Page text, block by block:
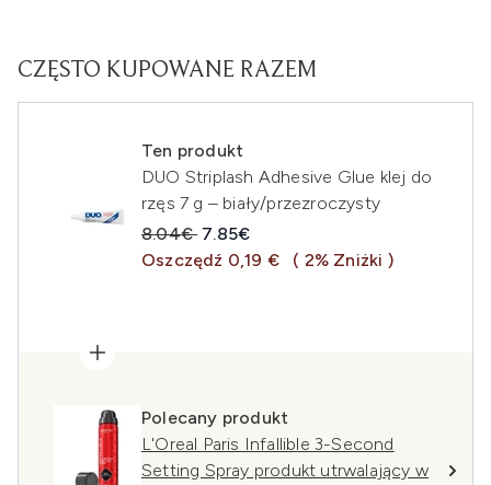
CZĘSTO KUPOWANE RAZEM
Ten produkt
DUO Striplash Adhesive Glue klej do
rzęs 7 g – biały/przezroczysty
Sugerowana cena detaliczna:
8.04€ Aktualna cena:
7.85€
Oszczędź 0,19 €
( 2% Zniżki )
Polecany produkt
L'Oreal Paris Infallible 3-Second
Setting Spray produkt utrwalający w